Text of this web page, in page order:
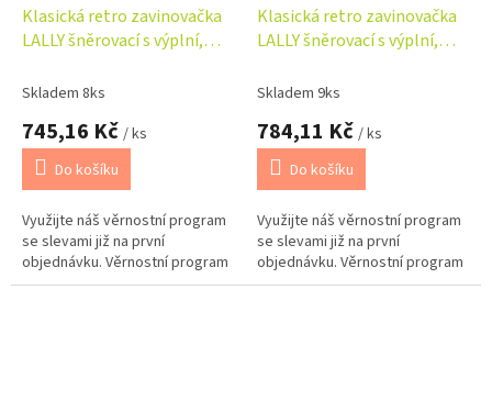
Klasická retro zavinovačka
LALLY šněrovací s výplní,
Skladem 8ks
745,16 Kč / ks
Do košíku
Využijte náš věrnostní program
se slevami již na první
objednávku. Věrnostní program
Klasická retro zavinovačka
LALLY šněrovací s výplní,
Skladem 9ks
784,11 Kč / ks
Do košíku
Využijte náš věrnostní program
se slevami již na první
objednávku. Věrnostní program